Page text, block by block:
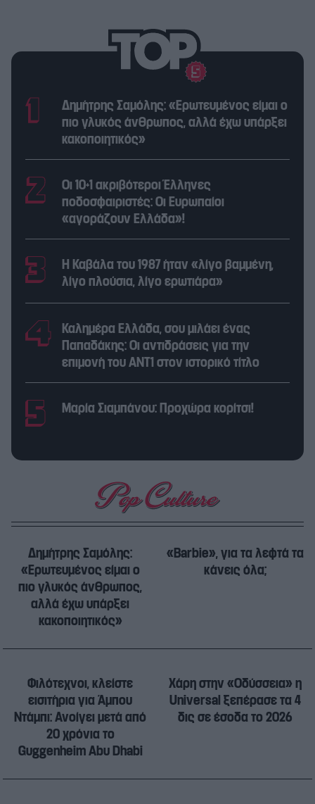
Δημήτρης Σαμόλης: «Ερωτευμένος είμαι ο
πιο γλυκός άνθρωπος, αλλά έχω υπάρξει
κακοποιητικός»
Οι 10+1 ακριβότεροι Έλληνες
ποδοσφαιριστές: Οι Ευρωπαίοι
«αγοράζουν Ελλάδα»!
Η Καβάλα του 1987 ήταν «λίγο βαμμένη,
λίγο πλούσια, λίγο ερωτιάρα»
Καλημέρα Ελλάδα, σου μιλάει ένας
Παπαδάκης: Οι αντιδράσεις για την
επιμονή του ΑΝΤ1 στον ιστορικό τίτλο
Μαρία Σιαμπάνου: Προχώρα κορίτσι!
Δημήτρης Σαμόλης:
«Ερωτευμένος είμαι ο
πιο γλυκός άνθρωπος,
αλλά έχω υπάρξει
κακοποιητικός»
«Barbie», για τα λεφτά τα
κάνεις όλα;
Φιλότεχνοι, κλείστε
εισιτήρια για Άμπου
Ντάμπι: Ανοίγει μετά από
20 χρόνια το
Guggenheim Abu Dhabi
Χάρη στην «Οδύσσεια» η
Universal ξεπέρασε τα 4
δις σε έσοδα το 2026